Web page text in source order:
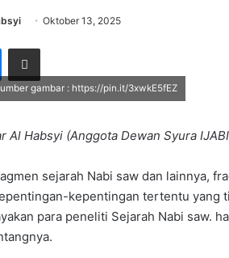
Oktober 13, 2025
Messenger
Share via Email
gambar : https://pin.it/3xwkE5fEZ
Al Habsyi (Anggota Dewan Syura
sejarah Nabi saw dan lainnya,
kepentingan tertentu yang
para peneliti Sejarah Nabi saw.